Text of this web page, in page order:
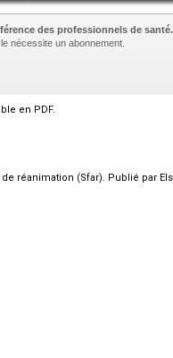
des professionnels de santé.
nécessite un abonnement.
en PDF.
réanimation (Sfar). Publié par